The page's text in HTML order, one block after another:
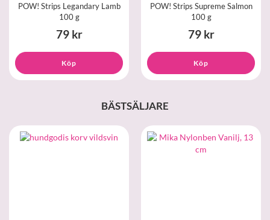
POW! Strips Legandary Lamb
100 g
79 kr
Köp
POW! Strips Supreme Salmon
100 g
79 kr
Köp
BÄSTSÄLJARE